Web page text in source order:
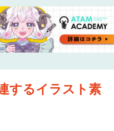
するイラスト素